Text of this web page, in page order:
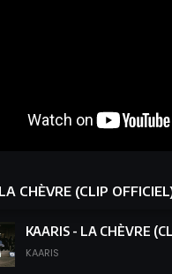
CHÈVRE (CLIP
KAARIS - LA CHÈVRE
KAARIS